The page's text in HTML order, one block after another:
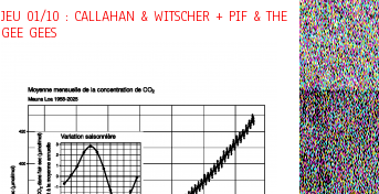
JEU 01/10 : CALLAHAN & WITSCHER + PIF & THE
GEE GEES